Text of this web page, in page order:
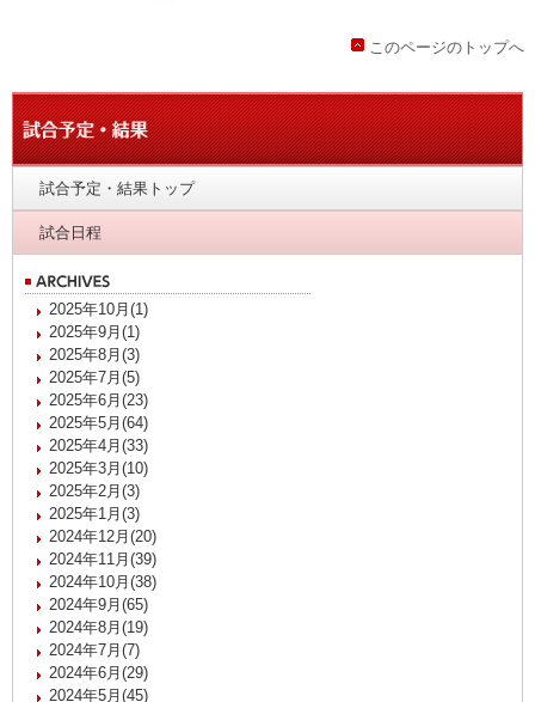
このページのトップへ
試合予定・結果トップ
試合日程
2025年10月(1)
2025年9月(1)
2025年8月(3)
2025年7月(5)
2025年6月(23)
2025年5月(64)
2025年4月(33)
2025年3月(10)
2025年2月(3)
2025年1月(3)
2024年12月(20)
2024年11月(39)
2024年10月(38)
2024年9月(65)
2024年8月(19)
2024年7月(7)
2024年6月(29)
2024年5月(45)